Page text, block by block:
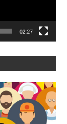
02:27